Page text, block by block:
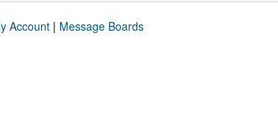
Account| Message Boards